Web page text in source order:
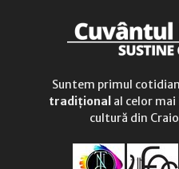
Suntem primul
tradițional al celor
cultură din